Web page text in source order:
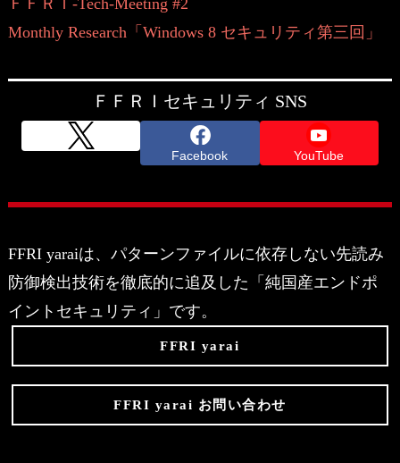
Monthly Research「Windows 8 セキュリティ第三回」
ＦＦＲＩセキュリティ SNS
Facebook YouTube
FFRI yaraiは、パターンファイルに依存しない先読み
防御検出技術を徹底的に追及した「純国産エンドポ
イントセキュリティ」です。
FFRI yarai
FFRI yarai お問い合わせ